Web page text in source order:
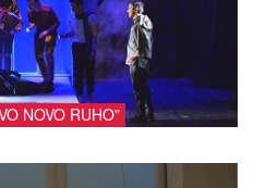
NOVO RUHO"